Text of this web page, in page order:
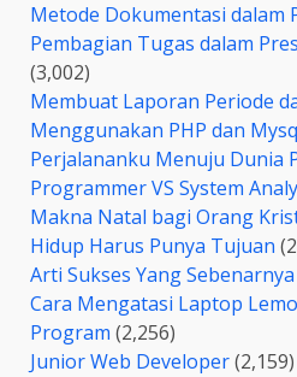
Metode Dokumentasi dalam
Pembagian Tugas dalam
(3,002)
Membuat Laporan Periode
Menggunakan PHP dan
Perjalananku Menuju Dunia
Programmer VS System
Makna Natal bagi Orang
Hidup Harus Punya Tujuan
Arti Sukses Yang Sebenarnya
Cara Mengatasi Laptop
Program (2,256)
Junior Web Developer(2,159)